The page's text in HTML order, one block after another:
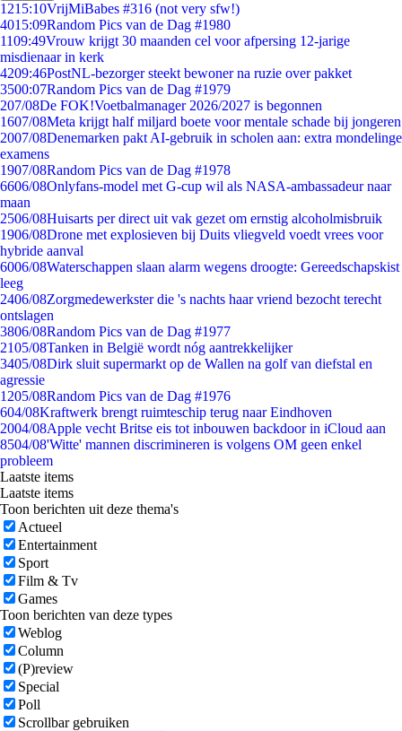
1215:10VrijMiBabes #316 (not very sfw!)
4015:09Random Pics van de Dag #1980
1109:49Vrouw krijgt 30 maanden cel voor afpersing 12-jarige
misdienaar in kerk
4209:46PostNL-bezorger steekt bewoner na ruzie over pakket
3500:07Random Pics van de Dag #1979
207/08De FOK!Voetbalmanager 2026/2027 is begonnen
1607/08Meta krijgt half miljard boete voor mentale schade bij jongeren
2007/08Denemarken pakt AI-gebruik in scholen aan: extra mondelinge
examens
1907/08Random Pics van de Dag #1978
6606/08Onlyfans-model met G-cup wil als NASA-ambassadeur naar
maan
2506/08Huisarts per direct uit vak gezet om ernstig alcoholmisbruik
1906/08Drone met explosieven bij Duits vliegveld voedt vrees voor
hybride aanval
6006/08Waterschappen slaan alarm wegens droogte: Gereedschapskist
leeg
2406/08Zorgmedewerkster die 's nachts haar vriend bezocht terecht
ontslagen
3806/08Random Pics van de Dag #1977
2105/08Tanken in België wordt nóg aantrekkelijker
3405/08Dirk sluit supermarkt op de Wallen na golf van diefstal en
agressie
1205/08Random Pics van de Dag #1976
604/08Kraftwerk brengt ruimteschip terug naar Eindhoven
2004/08Apple vecht Britse eis tot inbouwen backdoor in iCloud aan
8504/08'Witte' mannen discrimineren is volgens OM geen enkel
probleem
Laatste items
Laatste items
Toon berichten uit deze thema's
Actueel
Entertainment
Sport
Film & Tv
Games
Toon berichten van deze types
Weblog
Column
(P)review
Special
Poll
Scrollbar gebruiken